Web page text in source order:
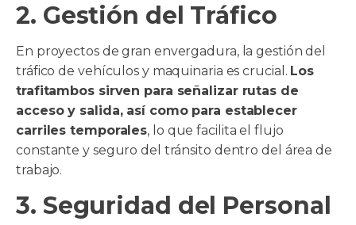
2. Gestión del Tráfico
En proyectos de gran envergadura, la gestión del
tráfico de vehículos y maquinaria es crucial. Los
trafitambos sirven para señalizar rutas de
acceso y salida, así como para establecer
carriles temporales, lo que facilita el flujo
constante y seguro del tránsito dentro del área de
trabajo.
3. Seguridad del Personal